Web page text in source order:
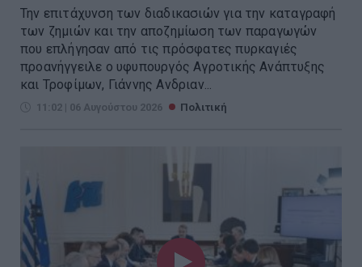
Την επιτάχυνση των διαδικασιών για την καταγραφή
των ζημιών και την αποζημίωση των παραγωγών
που επλήγησαν από τις πρόσφατες πυρκαγιές
προανήγγειλε ο υφυπουργός Αγροτικής Ανάπτυξης
και Τροφίμων, Γιάννης Ανδριαν...
11:02 | 06 Αυγούστου 2026 Πολιτική